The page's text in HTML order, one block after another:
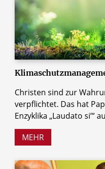
Christen sind zur
verpflichtet. Das hat
Enzyklika „Laudato siʼ“
MEHR